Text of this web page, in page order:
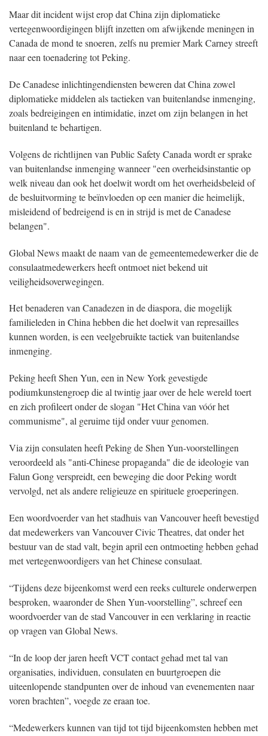
Maar dit incident wijst erop dat China zijn diplomatieke
vertegenwoordigingen blijft inzetten om afwijkende meningen in
Canada de mond te snoeren, zelfs nu premier Mark Carney streeft
naar een toenadering tot Peking.
De Canadese inlichtingendiensten beweren dat China zowel
diplomatieke middelen als tactieken van buitenlandse inmenging,
zoals bedreigingen en intimidatie, inzet om zijn belangen in het
buitenland te behartigen.
Volgens de richtlijnen van Public Safety Canada wordt er sprake
van buitenlandse inmenging wanneer "een overheidsinstantie op
welk niveau dan ook het doelwit wordt om het overheidsbeleid of
de besluitvorming te beïnvloeden op een manier die heimelijk,
misleidend of bedreigend is en in strijd is met de Canadese
belangen".
Global News maakt de naam van de gemeentemedewerker die de
consulaatmedewerkers heeft ontmoet niet bekend uit
veiligheidsoverwegingen.
Het benaderen van Canadezen in de diaspora, die mogelijk
familieleden in China hebben die het doelwit van represailles
kunnen worden, is een veelgebruikte tactiek van buitenlandse
inmenging.
Peking heeft Shen Yun, een in New York gevestigde
podiumkunstengroep die al twintig jaar over de hele wereld toert
en zich profileert onder de slogan "Het China van vóór het
communisme", al geruime tijd onder vuur genomen.
Via zijn consulaten heeft Peking de Shen Yun-voorstellingen
veroordeeld als "anti-Chinese propaganda" die de ideologie van
Falun Gong verspreidt, een beweging die door Peking wordt
vervolgd, net als andere religieuze en spirituele groeperingen.
Een woordvoerder van het stadhuis van Vancouver heeft bevestigd
dat medewerkers van Vancouver Civic Theatres, dat onder het
bestuur van de stad valt, begin april een ontmoeting hebben gehad
met vertegenwoordigers van het Chinese consulaat.
“Tijdens deze bijeenkomst werd een reeks culturele onderwerpen
besproken, waaronder de Shen Yun-voorstelling”, schreef een
woordvoerder van de stad Vancouver in een verklaring in reactie
op vragen van Global News.
“In de loop der jaren heeft VCT contact gehad met tal van
organisaties, individuen, consulaten en buurtgroepen die
uiteenlopende standpunten over de inhoud van evenementen naar
voren brachten”, voegde ze eraan toe.
“Medewerkers kunnen van tijd tot tijd bijeenkomsten hebben met